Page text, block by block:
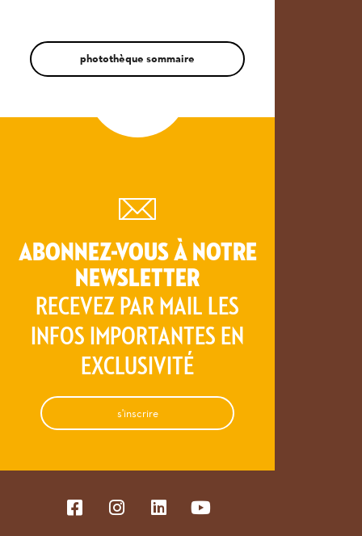
photothèque sommaire
ABONNEZ-VOUS À NOTRE
NEWSLETTER
RECEVEZ PAR MAIL LES
INFOS IMPORTANTES EN
EXCLUSIVITÉ
s'inscrire